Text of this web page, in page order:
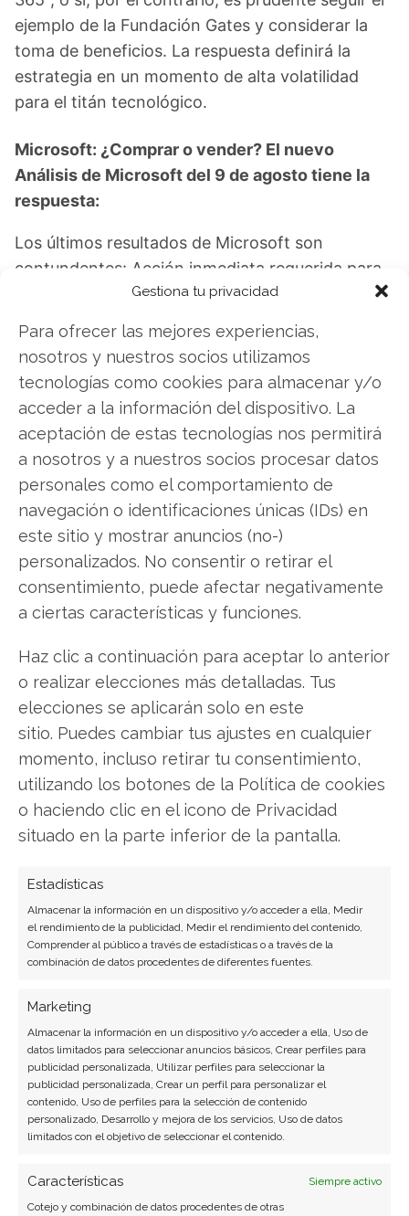
Gestiona tu privacidad
Para ofrecer las mejores experiencias,
nosotros y nuestros socios utilizamos
tecnologías como cookies para almacenar y/o
acceder a la información del dispositivo. La
aceptación de estas tecnologías nos permitirá
a nosotros y a nuestros socios procesar datos
personales como el comportamiento de
navegación o identificaciones únicas (IDs) en
este sitio y mostrar anuncios (no-)
personalizados. No consentir o retirar el
consentimiento, puede afectar negativamente
a ciertas características y funciones.
Haz clic a continuación para aceptar lo anterior
o realizar elecciones más detalladas. Tus
elecciones se aplicarán solo en este
sitio. Puedes cambiar tus ajustes en cualquier
momento, incluso retirar tu consentimiento,
utilizando los botones de la Política de cookies
o haciendo clic en el icono de Privacidad
situado en la parte inferior de la pantalla.
Estadísticas
Almacenar la información en un dispositivo y/o acceder a ella, Medir
el rendimiento de la publicidad, Medir el rendimiento del contenido,
Comprender al público a través de estadísticas o a través de la
combinación de datos procedentes de diferentes fuentes.
Marketing
Almacenar la información en un dispositivo y/o acceder a ella, Uso de
datos limitados para seleccionar anuncios básicos, Crear perfiles para
publicidad personalizada, Utilizar perfiles para seleccionar la
publicidad personalizada, Crear un perfil para personalizar el
contenido, Uso de perfiles para la selección de contenido
personalizado, Desarrollo y mejora de los servicios, Uso de datos
limitados con el objetivo de seleccionar el contenido.
Características
Siempre activo
Cotejo y combinación de datos procedentes de otras
ejemplo de la Fundación Gates y considerar la
toma de beneficios. La respuesta definirá la
estrategia en un momento de alta volatilidad
para el titán tecnológico.
Microsoft: ¿Comprar o vender? El nuevo
Análisis de Microsoft del 9 de agosto tiene la
respuesta:
Los últimos resultados de Microsoft son
contundentes: Acción inmediata requerida para
los inversores de Microsoft. ¿Merece la pena
gratuito actual del 9 de agosto descubrirá
exactamente qué hacer.
Microsoft: ¿Comprar o vender?¡Lee más aquí!
Microsoft
Compartir este artículo
Twitter
Facebook
LinkedIn
Copiar enlace
SOBRE EL AUTOR
Javier Martínez González
tecnológico. Analiza las últimas tendencias en
hardware, software empresarial y computación en
la nube.
Ver todos los artículos →